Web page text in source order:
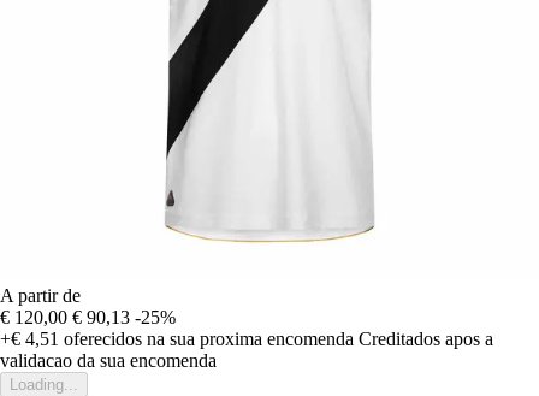
A partir de
€ 120,00 € 90,13 -25%
+€ 4,51 oferecidos na sua proxima encomenda Creditados apos a
validacao da sua encomenda
Loading...